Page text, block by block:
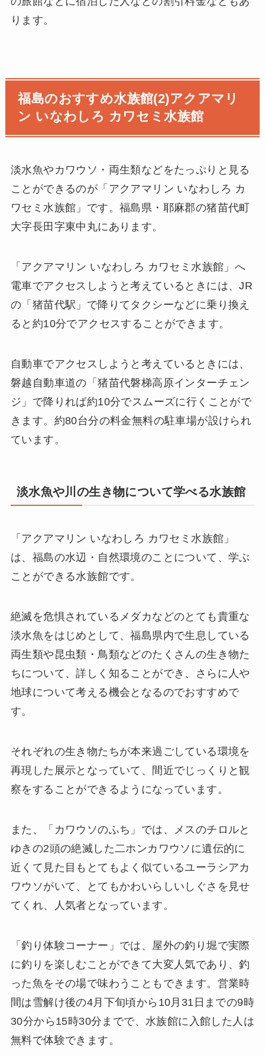
ります。
福島のおすすめ水族館(2)アクアマリ
ン いなわしろ カワセミ水族館
淡水魚やカワウソ・両生類などをたっぷりと見る
ことができるのが「アクアマリン いなわしろ カ
ワセミ水族館」です。福島県・耶麻郡の猪苗代町
大字長田字東中丸にあります。
「アクアマリン いなわしろ カワセミ水族館」へ
電車でアクセスしようと考えているときには、JR
の「猪苗代駅」で降りてタクシーなどに乗り換え
ると約10分でアクセスすることができます。
自動車でアクセスしようと考えているときには、
磐越自動車道の「猪苗代磐梯高原インターチェン
ジ」で降りれば約10分でスムーズに行くことがで
きます。約80台分の料金無料の駐車場が設けられ
ています。
淡水魚や川の生き物について学べる水族館
「アクアマリン いなわしろ カワセミ水族館」
は、福島の水辺・自然環境のことについて、学ぶ
ことができる水族館です。
絶滅を危惧されているメダカなどのとても貴重な
淡水魚をはじめとして、福島県内で生息している
両生類や昆虫類・鳥類などのたくさんの生き物た
ちについて、詳しく知ることができ、さらに人や
地球について考える機会となるのでおすすめで
す。
それぞれの生き物たちが本来過ごしている環境を
再現した展示となっていて、間近でじっくりと観
察をすることができるようになっています。
また、「カワウソのふち」では、メスのチロルと
ゆきの2頭の絶滅した二ホンカワウソに遺伝的に
近くて見た目もとてもよく似ているユーラシアカ
ワウソがいて、とてもかわいらしいしぐさを見せ
てくれ、人気者となっています。
「釣り体験コーナー」では、屋外の釣り堀で実際
に釣りを楽しむことができて大変人気であり、釣
った魚をその場で味わうこともできます。営業時
間は雪解け後の4月下旬頃から10月31日までの9時
30分から15時30分までで、水族館に入館した人は
無料で体験できます。